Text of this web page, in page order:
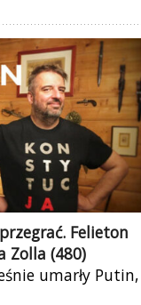
Felieton
Zolla (480)
umarły Putin,